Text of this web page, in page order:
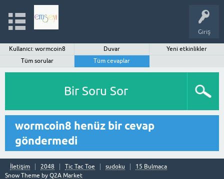
Giriş
Kullanıcı: wormcoin8 Duvar
Yeni etkinlikler
Tüm sorular
Tüm cevaplar
Bir Soru Sor
wormcoin8 henüz bir cevap
göndermedi
İletişim 2048 Tic Tac Toe sudoku
15 Bulmaca
Snow Theme by Q2A Market